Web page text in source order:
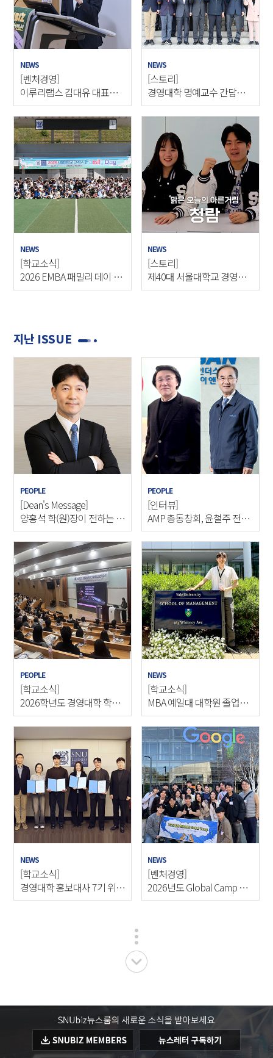
NEWS
[벤처경영]
이루리랩스 김대유 대표와
의 만남
NEWS
[스토리]
경영대학 명예교수 간담회
개최
NEWS
[학교소식]
2026 EMBA 패밀리 데이 개
최
NEWS
[스토리]
제40대 서울대학교 경영대
학 학생회장단 청람 인터뷰
지난 ISSUE
PEOPLE
[Dean's Message]
양홍석 학(원)장이 전하는 첫
번째 메시지
PEOPLE
[인터뷰]
AMP 총동창회, 윤철주 전임
·정석현 신임 회장
PEOPLE
[학교소식]
2026학년도 경영대학 학부
신입생 오리엔테이션 개최
NEWS
[학교소식]
MBA 예일대 대학원 졸업생
학과 대표로 선정
NEWS
[학교소식]
경영대학 홍보대사 7기 위촉
식 개최
NEWS
[벤처경영]
2026년도 Global Camp 인
터뷰